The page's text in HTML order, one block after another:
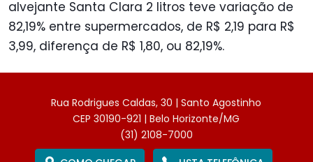
alvejante Santa Clara 2 litros teve variação de
82,19% entre supermercados, de R$ 2,19 para R$
3,99, diferença de R$ 1,80, ou 82,19%.
Rua Rodrigues Caldas, 30 | Santo Agostinho
CEP 30190-921 | Belo Horizonte/MG
(31) 2108-7000